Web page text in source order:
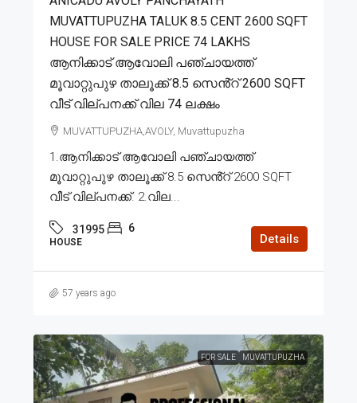
MUVATTUPUZHA TALUK 8.5 CENT 2600 SQFT
HOUSE FOR SALE PRICE 74 LAKHS
ആനിക്കാട് ആവോലി പഞ്ചായത്ത്
മൂവാറ്റുപുഴ താലൂക്ക് 8.5 സെൻ്റ് 2600 SQFT
വീട് വില്പനക്ക് വില 74 ലക്ഷം
MUVATTUPUZHA,AVOLY, Muvattupuzha
1.ആനിക്കാട് ആവോലി പഞ്ചായത്ത്
മൂവാറ്റുപുഴ താലൂക്ക് 8.5 സെൻ്റ് 2600 SQFT
വീട് വില്പനക്ക്. 2.വില...
31995 6
HOUSE Details
57 years ago
FOR SALE MUVATTUPUZHA